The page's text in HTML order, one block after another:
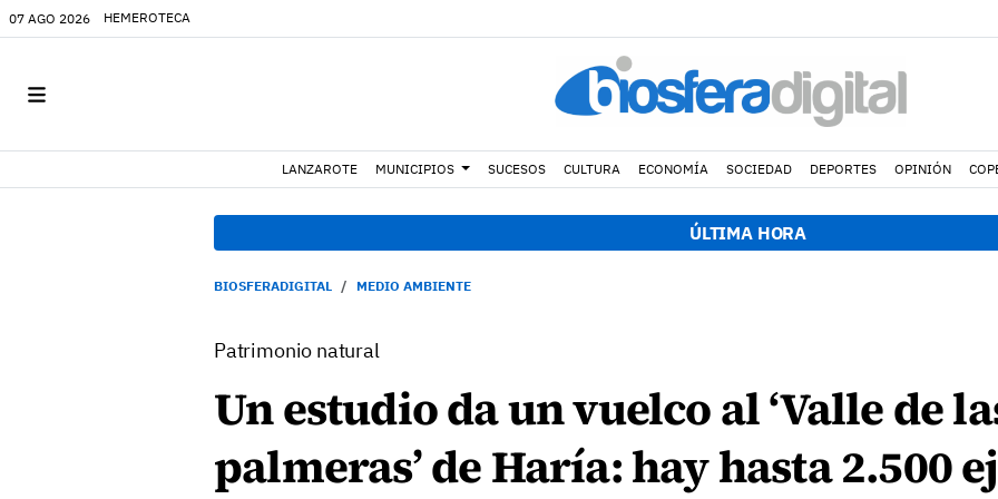
07 AGO 2026 HEMEROTECA
LANZAROTE MUNICIPIOS SUCESOS CULTURA ECONOMÍA SOCIEDAD DEPORTES OPINIÓN
ÚLTIMA HORA
BIOSFERADIGITAL MEDIO AMBIENTE
Patrimonio natural
Un estudio da un vuelco al ‘Valle de
palmeras’ de Haría: hay hasta 2.500